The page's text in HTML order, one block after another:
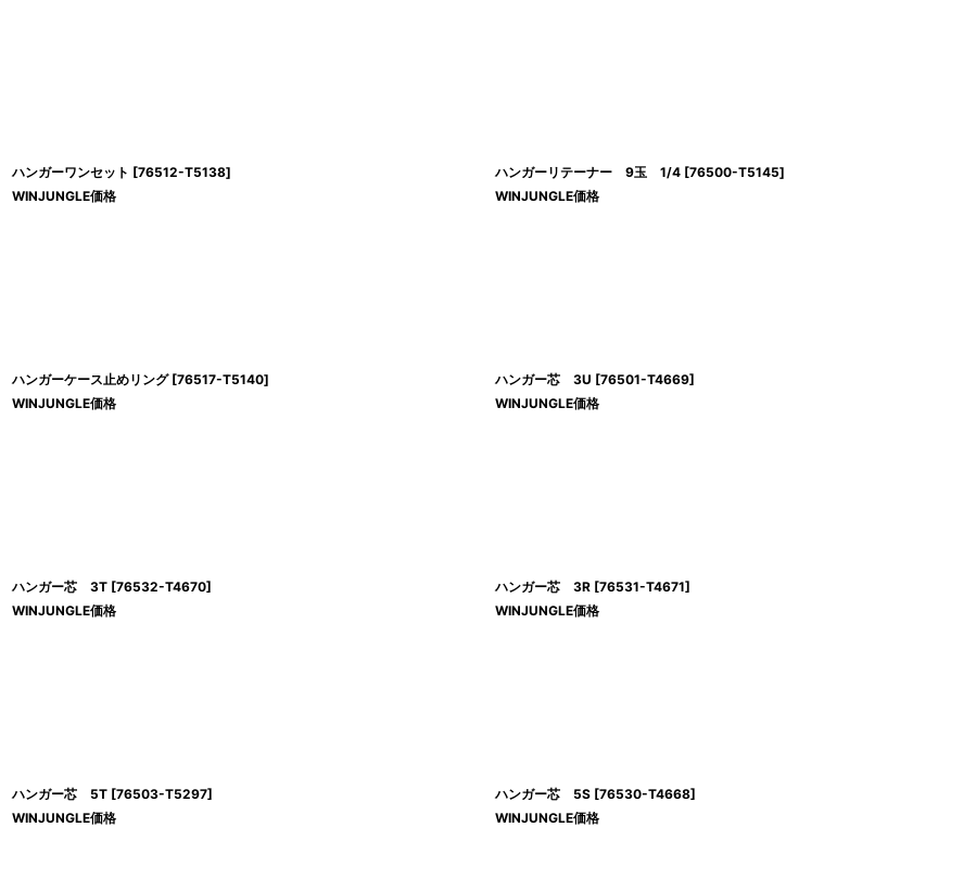
ハンガーワンセット [76512-T5138]
WINJUNGLE価格
ハンガーリテーナー 9玉 1/4 [76500-T5145]
WINJUNGLE価格
ハンガーケース止めリング [76517-T5140]
WINJUNGLE価格
ハンガー芯 3U [76501-T4669]
WINJUNGLE価格
ハンガー芯 3T [76532-T4670]
WINJUNGLE価格
ハンガー芯 3R [76531-T4671]
WINJUNGLE価格
ハンガー芯 5T [76503-T5297]
WINJUNGLE価格
ハンガー芯 5S [76530-T4668]
WINJUNGLE価格